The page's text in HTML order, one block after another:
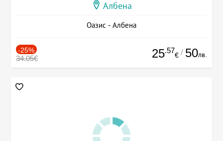
Албена
Оазис - Албена
-25%
34.05€ 25.57
€ / 50лв.